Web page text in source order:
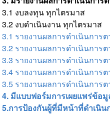
3.1 งบลงทุน ทุกไตรมาส
3.2 งบดำเนินงาน ทุกไตรมาส
3.1 รายงานผลการดำเนินการ
3.2 รายงานผลการดำเนินการ
3.3 รายงานผลการดำเนินการ
3.4 รายงานผลการดำเนินการ
3.5 รายงานผลการดำเนินการ
4. มีแบบฟอร์มการเผยแพร่ข้อ
5.การป้องกันผู้ที่มีหน้าที่ดำเนิ